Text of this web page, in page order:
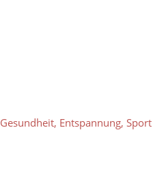
Gesundheit, Entspannung, Sport